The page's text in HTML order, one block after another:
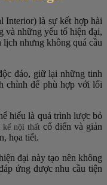
Interior) là sự kết hợp hài
và những yếu tố hiện đại,
lịch nhưng không quá cầu
đáo, giữ lại những tinh
chỉnh để phù hợp với lối
hiểu là quá trình lược bỏ
kế nội thất cổ điển và giản
họa tiết.
đại này tạo nên không
ứng được nhu cầu tiện